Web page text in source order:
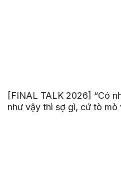
[FINAL TALK 2026] “Có
như vậy thì sợ gì, cứ tò mò